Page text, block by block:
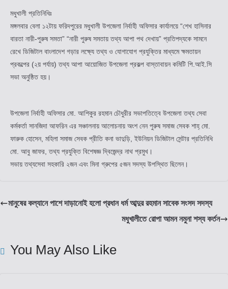
মধুখালী প্রতিনিধিঃ
মঙ্গলবার বেলা ১২টায় ফরিদপুরের মধুখালী উপজেলা নির্বাহী অফিসার কার্যালয়ে “শেখ হাসিনার
বারতা নারী-পুরুষ সমতা” “নারী পুরুষ সমতায় তথ্য আপা পথ দেখায়” প্রতিপদ্যকে সামনে
রেখে ডিজিটাল বাংলাদেশ গড়ার লক্ষ্যে তথ্য ও যোগাযোগ প্রযুক্তির মাধ্যমে ক্ষমতায়ন
প্রকল্পের (২য় পর্যায়) তথ্য আপা আয়োজিত উপজেলা প্রকল্প বাস্তাবায়ন কমিটি পি.আই.সি
সভা অনুষ্ঠিত হয়।
উপজেলা নির্বাহী অফিসার মো. আশিকুর রহমান চৌধুরীর সভাপতিত্বে উপজেলা তথ্য সেবা
কর্মকর্তা সানজিদা আফরিন এর সঞ্চালনায় আলোচনায় অংশ নেন পুরুষ সমাজ সেবক শাহ্ মো.
ফারুক হোসেন, মহিলা সমাজ সেবক প্রীতি কনা ভাদুড়ি, ইউনিয়ন ডিজিটাল সেন্টার প্রতিনিধি
মো. আবু জাফর, তথ্য প্রযুক্তি বিশেষজ্ঞ দ্বিজেন্দ্র নাথ প্রমুখ।
সভায় তথ্যসেবা সহকারি ২জন এবং মিনা গ্রুপের ৫জন সদস্য উপস্থিত ছিলেন।
মানুষের কল্যানে পাশে দাড়ানোই হলো প্রধান ধর্ম আব্দুর রহমান সাবেক সংসদ সদস্য
মধুখালীতে রোপা আমন নমুনা শস্য কর্তন
You May Also Like